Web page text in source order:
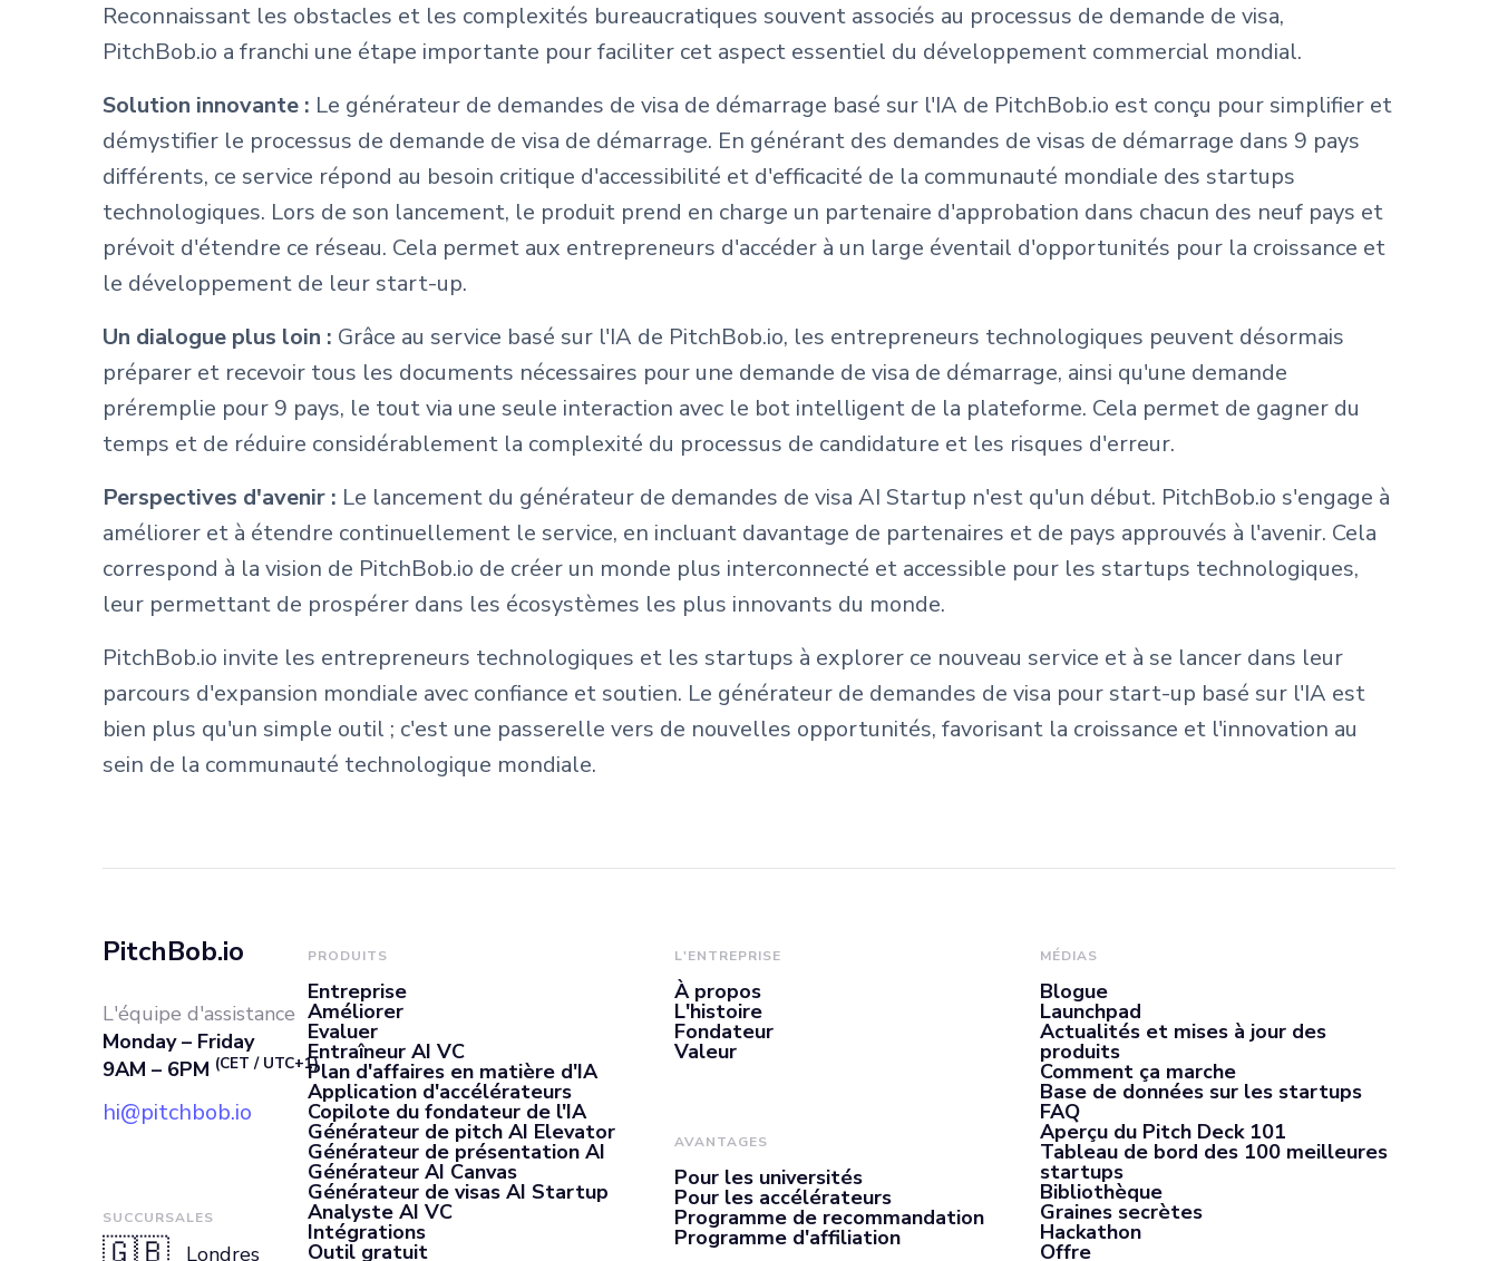
Reconnaissant les obstacles et les complexités bureaucratiques souvent associés au processus de demande de visa,
PitchBob.io a franchi une étape importante pour faciliter cet aspect essentiel du développement commercial mondial.
Solution innovante : Le générateur de demandes de visa de démarrage basé sur l'IA de PitchBob.io est conçu pour simplifier et
démystifier le processus de demande de visa de démarrage. En générant des demandes de visas de démarrage dans 9 pays
différents, ce service répond au besoin critique d'accessibilité et d'efficacité de la communauté mondiale des startups
technologiques. Lors de son lancement, le produit prend en charge un partenaire d'approbation dans chacun des neuf pays et
prévoit d'étendre ce réseau. Cela permet aux entrepreneurs d'accéder à un large éventail d'opportunités pour la croissance et
le développement de leur start-up.
Un dialogue plus loin : Grâce au service basé sur l'IA de PitchBob.io, les entrepreneurs technologiques peuvent désormais
préparer et recevoir tous les documents nécessaires pour une demande de visa de démarrage, ainsi qu'une demande
préremplie pour 9 pays, le tout via une seule interaction avec le bot intelligent de la plateforme. Cela permet de gagner du
temps et de réduire considérablement la complexité du processus de candidature et les risques d'erreur.
Perspectives d'avenir : Le lancement du générateur de demandes de visa AI Startup n'est qu'un début. PitchBob.io s'engage à
améliorer et à étendre continuellement le service, en incluant davantage de partenaires et de pays approuvés à l'avenir. Cela
correspond à la vision de PitchBob.io de créer un monde plus interconnecté et accessible pour les startups technologiques,
leur permettant de prospérer dans les écosystèmes les plus innovants du monde.
PitchBob.io invite les entrepreneurs technologiques et les startups à explorer ce nouveau service et à se lancer dans leur
parcours d'expansion mondiale avec confiance et soutien. Le générateur de demandes de visa pour start-up basé sur l'IA est
bien plus qu'un simple outil ; c'est une passerelle vers de nouvelles opportunités, favorisant la croissance et l'innovation au
sein de la communauté technologique mondiale.
PitchBob.io
L'équipe d'assistance
Monday – Friday
9AM – 6PM (CET / UTC+1)
hi@pitchbob.io
SUCCURSALES
Londres
PRODUITS
Entreprise
Améliorer
Evaluer
Entraîneur AI VC
Plan d'affaires en matière d'IA
Application d'accélérateurs
Copilote du fondateur de l'IA
Générateur de pitch AI Elevator
Générateur de présentation AI
Générateur AI Canvas
Générateur de visas AI Startup
Analyste AI VC
Intégrations
Outil gratuit
L'ENTREPRISE
À propos
L'histoire
Fondateur
Valeur
AVANTAGES
Pour les universités
Pour les accélérateurs
Programme de recommandation
Programme d'affiliation
MÉDIAS
Blogue
Launchpad
Actualités et mises à jour des
produits
Comment ça marche
Base de données sur les startups
FAQ
Aperçu du Pitch Deck 101
Tableau de bord des 100 meilleures
startups
Bibliothèque
Graines secrètes
Hackathon
Offre